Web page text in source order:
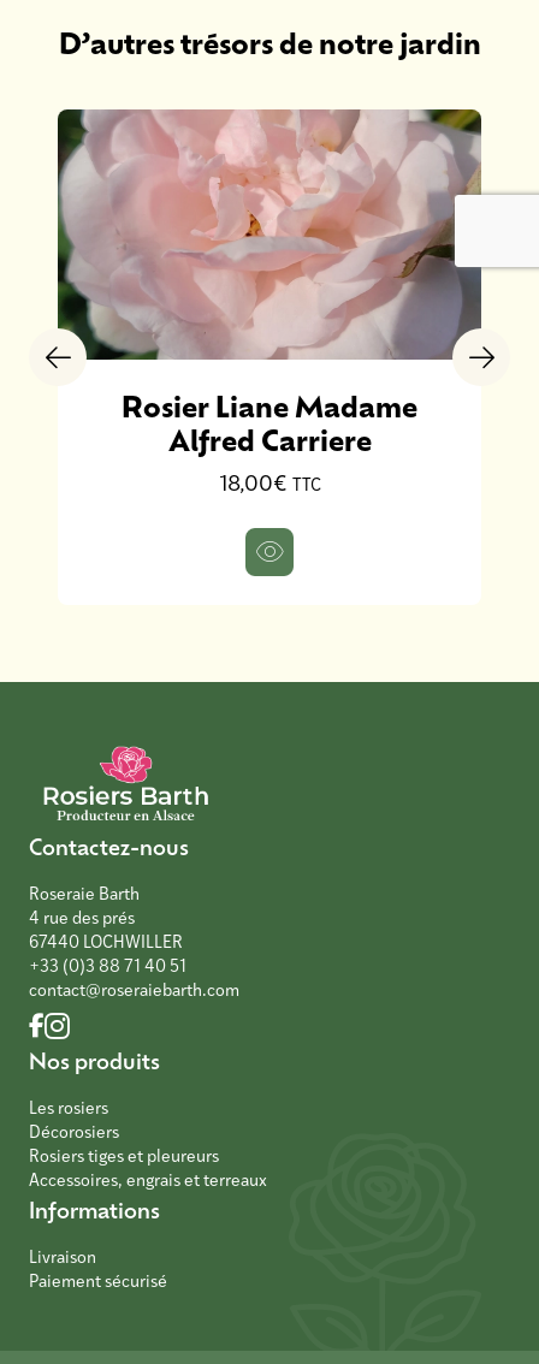
D’autres trésors de notre jardin
Rosier Liane Madame
Alfred Carriere
18,00€ TTC
Contactez-nous
Roseraie Barth
4 rue des prés
67440 LOCHWILLER
+33 (0)3 88 71 40 51
contact@roseraiebarth.com
Nos produits
Les rosiers
Décorosiers
Rosiers tiges et pleureurs
Accessoires, engrais et terreaux
Informations
Livraison
Paiement sécurisé